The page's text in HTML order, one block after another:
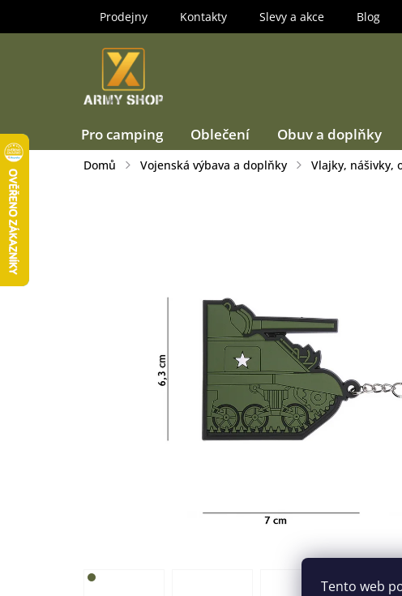
Tento web
Prodejny Kontakty Slevy a akce Blog
Pro camping Oblečení Obuv a doplňky
Domů Vojenská výbava a doplňky Vlajky, nášivky,